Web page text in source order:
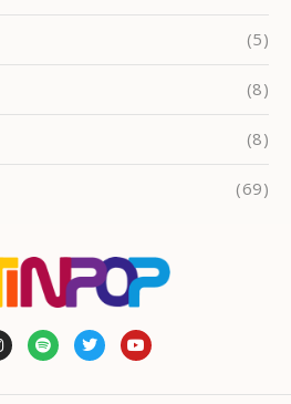
(5)
(8)
(8)
(69)